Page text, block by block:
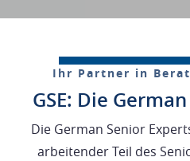
Ihr Partner in
GSE: Die
Die German Senior
arbeitender Teil des